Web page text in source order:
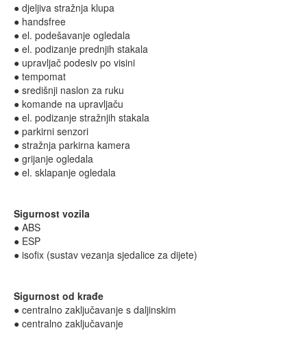
● djeljiva stražnja klupa
● handsfree
● el. podešavanje ogledala
● el. podizanje prednjih stakala
● upravljač podesiv po visini
● tempomat
● središnji naslon za ruku
● komande na upravljaču
● el. podizanje stražnjih stakala
● parkirni senzori
● stražnja parkirna kamera
● grijanje ogledala
● el. sklapanje ogledala
Sigurnost vozila
● ABS
● ESP
● isofix (sustav vezanja sjedalice za dijete)
Sigurnost od krađe
● centralno zaključavanje s daljinskim
● centralno zaključavanje